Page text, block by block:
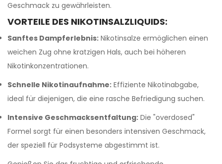
Geschmack zu gewährleisten.
VORTEILE DES NIKOTINSALZLIQUIDS:
Sanftes Dampferlebnis: Nikotinsalze ermöglichen einen
weichen Zug ohne kratzigen Hals, auch bei höheren
Nikotinkonzentrationen.
Schnelle Nikotinaufnahme: Effiziente Nikotinabgabe,
ideal für diejenigen, die eine rasche Befriedigung suchen.
Intensive Geschmacksentfaltung: Die "overdosed"
Formel sorgt für einen besonders intensiven Geschmack,
der speziell für Podsysteme abgestimmt ist.